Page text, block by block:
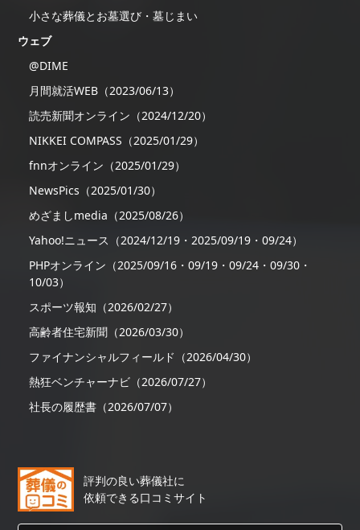
小さな葬儀とお墓選び・墓じまい
ウェブ
@DIME
月間就活WEB（2023/06/13）
読売新聞オンライン（2024/12/20）
NIKKEI COMPASS（2025/01/29）
fnnオンライン（2025/01/29）
NewsPics（2025/01/30）
めざましmedia（2025/08/26）
Yahoo!ニュース（2024/12/19・2025/09/19・09/24）
PHPオンライン（2025/09/16・09/19・09/24・09/30・
10/03）
スポーツ報知（2026/02/27）
高齢者住宅新聞（2026/03/30）
ファイナンシャルフィールド（2026/04/30）
熱狂ベンチャーナビ（2026/07/27）
社長の履歴書（2026/07/07）
評判の良い葬儀社に
依頼できる口コミサイト